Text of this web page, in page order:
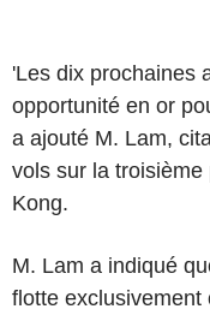
'Les dix prochaines
opportunité en or
a ajouté M. Lam,
vols sur la
Kong.
M. Lam a indiqué
flotte exclusivement